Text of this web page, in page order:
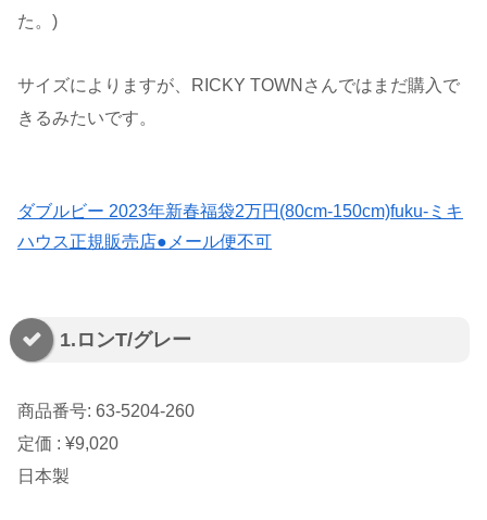
た。)
サイズによりますが、RICKY TOWNさんではまだ購入で
きるみたいです。
ダブルビー 2023年新春福袋2万円(80cm-150cm)fuku-ミキ
ハウス正規販売店●メール便不可
1.ロンT/グレー
商品番号: 63-5204-260
定価 : ¥9,020
日本製